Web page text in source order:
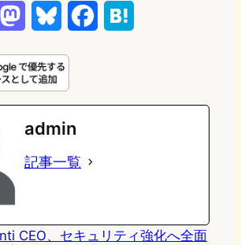
s
t
o
d
n
u
e
s
k
e
k
e
admin
記事一覧
CEO、セキュリティ強化へ全面